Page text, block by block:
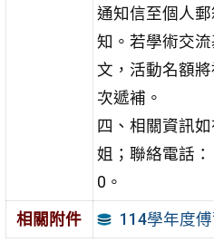
通知信至個人
知。若學術交
文，活動名額
次遞補。
四、相關資訊
姐；聯絡電話
0。
相關附件 114學年度